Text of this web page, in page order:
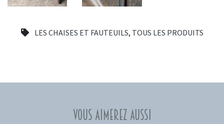
LES CHAISES ET FAUTEUILS, TOUS LES PRODUITS
Vous aimerez aussi